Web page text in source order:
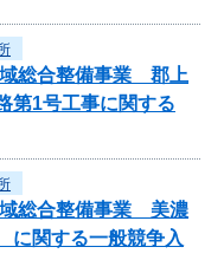
域総合整備事業 郡上
第1号工事に関する
域総合整備事業 美濃
関する一般競争入